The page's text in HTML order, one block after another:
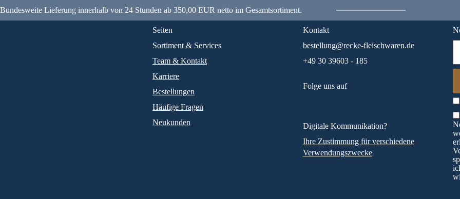
Bundesweite Lieferung innerhalb von 24 Stunden ab 350,00 EUR netto im Gesamtsortiment.
Seiten
Sortiment & Services
Team & Kontakt
Karriere
Bestellungen
Häufige Fragen
Neukunden
Kontakt
bestellung@recke-fleischwaren.de
+49 30 39603 - 185
Folge uns auf
Digitale Kommunikation?
Ihre Zustimmung für verschiedene
Verwendungszwecke